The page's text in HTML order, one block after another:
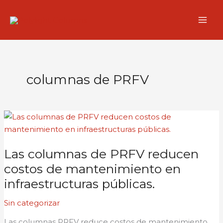
columnas de PRFV
Las columnas de PRFV reducen
costos de mantenimiento en
infraestructuras públicas.
Sin categorizar
Las
columnas
PRFV
reducen
costos
de
mantenimiento